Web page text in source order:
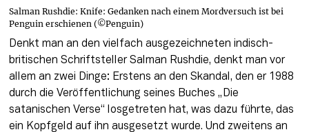
Salman Rushdie: Knife: Gedanken nach einem Mordversuch ist bei
Penguin erschienen (©Penguin)
Denkt man an den vielfach ausgezeichneten indisch-
britischen Schriftsteller Salman Rushdie, denkt man vor
allem an zwei Dinge: Erstens an den Skandal, den er 1988
durch die Veröffentlichung seines Buches „Die
satanischen Verse“ losgetreten hat, was dazu führte, das
ein Kopfgeld auf ihn ausgesetzt wurde. Und zweitens an